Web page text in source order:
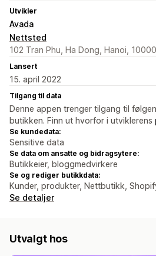
Utvikler
Avada
Nettsted
102 Tran Phu, Ha Dong, Hanoi,
Lansert
15. april 2022
Tilgang til data
Denne appen trenger tilgang til
butikken. Finn ut hvorfor i utviklerens
Se kundedata:
Sensitive data
Se data om ansatte og bidragsytere:
Butikkeier, bloggmedvirkere
Se og rediger butikkdata:
Kunder, produkter, Nettbutikk,
Se detaljer
Utvalgt hos